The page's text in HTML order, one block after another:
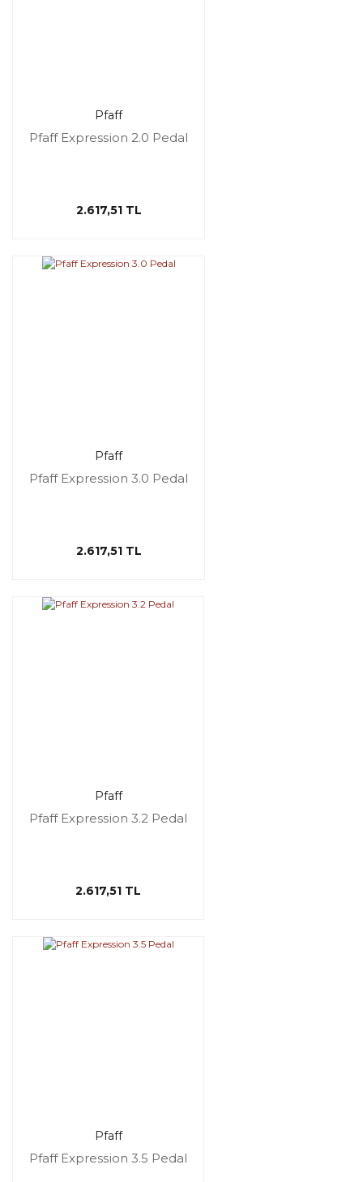
Pfaff
Pfaff Expression 2.0 Pedal
2.617,51 TL
Pfaff
Pfaff Expression 3.0 Pedal
2.617,51 TL
Pfaff
Pfaff Expression 3.2 Pedal
2.617,51 TL
Pfaff
Pfaff Expression 3.5 Pedal